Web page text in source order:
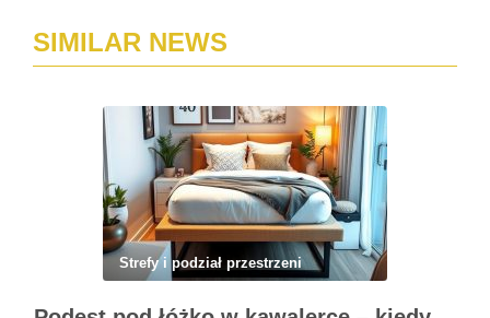
SIMILAR NEWS
Strefy i podział przestrzeni